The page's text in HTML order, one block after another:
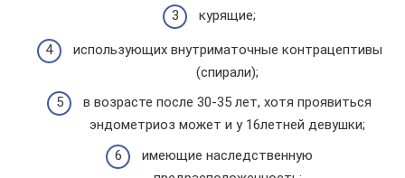
курящие;
использующих внутриматочные контрацептивы
(спирали);
в возрасте после 30-35 лет, хотя проявиться
эндометриоз может и у 16летней девушки;
имеющие наследственную